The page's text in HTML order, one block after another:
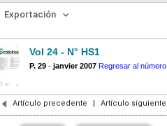
Exportación
Vol 24 - N° HS1
P. 29 - janvier 2007 Regresar al número
Artículo precedente | Artículo siguiente